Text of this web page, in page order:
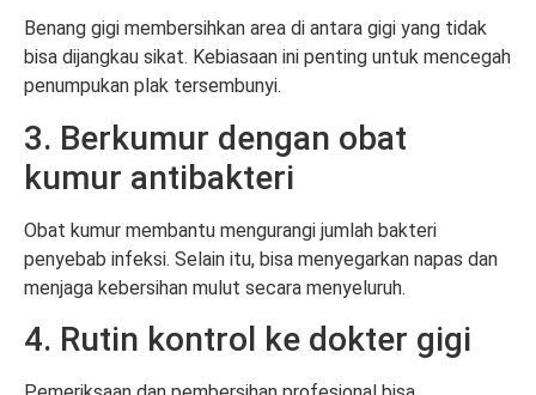
Benang gigi membersihkan area di antara gigi yang tidak
bisa dijangkau sikat. Kebiasaan ini penting untuk mencegah
penumpukan plak tersembunyi.
3. Berkumur dengan obat
kumur antibakteri
Obat kumur membantu mengurangi jumlah bakteri
penyebab infeksi. Selain itu, bisa menyegarkan napas dan
menjaga kebersihan mulut secara menyeluruh.
4. Rutin kontrol ke dokter gigi